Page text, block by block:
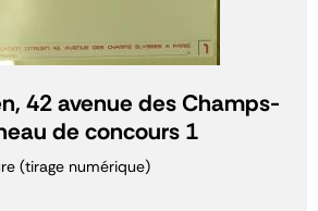
42 avenue des Champs-
de concours 1
(tirage numérique)